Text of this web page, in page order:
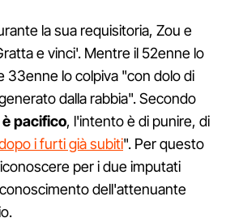
la sua requisitoria, Zou e
e vinci'. Mentre il 52enne lo
33enne lo colpiva "con dolo di
dalla rabbia". Secondo
pacifico, l'intento è di punire, di
i furti già subiti". Per questo
per i due imputati
dell'attenuante